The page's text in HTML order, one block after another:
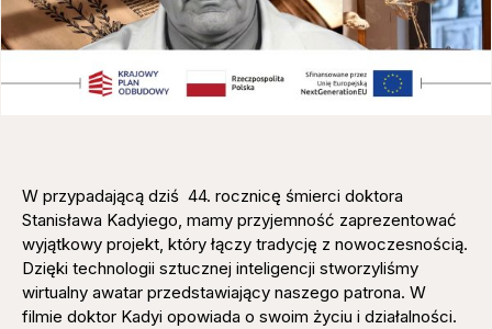
W przypadającą dziś 44. rocznicę śmierci doktora
Stanisława Kadyiego, mamy przyjemność zaprezentować
wyjątkowy projekt, który łączy tradycję z nowoczesnością.
Dzięki technologii sztucznej inteligencji stworzyliśmy
wirtualny awatar przedstawiający naszego patrona. W
filmie doktor Kadyi opowiada o swoim życiu i działalności.